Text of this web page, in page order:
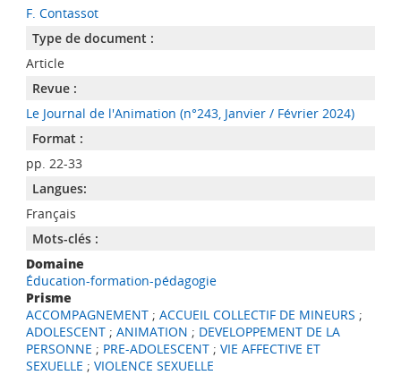
F. Contassot
Type de document :
Article
Revue :
Le Journal de l'Animation (n°243, Janvier / Février 2024)
Format :
pp. 22-33
Langues:
Français
Mots-clés :
Domaine
Éducation-formation-pédagogie
Prisme
ACCOMPAGNEMENT; ACCUEIL COLLECTIF DE MINEURS ;
ADOLESCENT; ANIMATION ; DEVELOPPEMENT DE LA
PERSONNE ; PRE-ADOLESCENT; VIE AFFECTIVE ET
SEXUELLE ; VIOLENCE SEXUELLE